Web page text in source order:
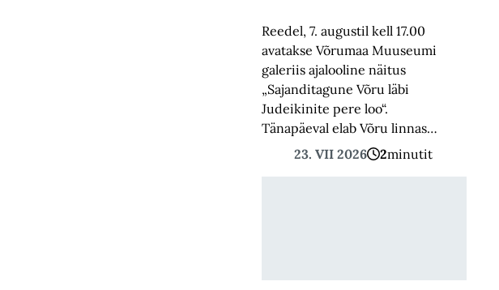
Reedel, 7. augustil kell 17.00
avatakse Võrumaa Muuseumi
galeriis ajalooline näitus
„Sajanditagune Võru läbi
Judeikinite pere loo“.
Tänapäeval elab Võru linnas…
23. VII 2026
2minutit